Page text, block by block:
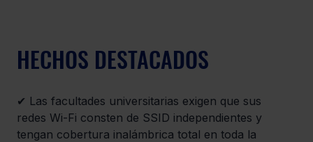
HECHOS DESTACADOS
✔ Las facultades universitarias exigen que sus
redes Wi-Fi consten de SSID independientes y
tengan cobertura inalámbrica total en toda la